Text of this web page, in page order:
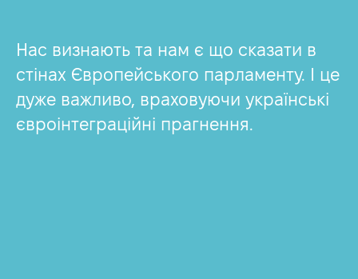
Нас визнають та нам є що сказати в
стінах Європейського парламенту. І це
дуже важливо, враховуючи українські
євроінтеграційні прагнення.